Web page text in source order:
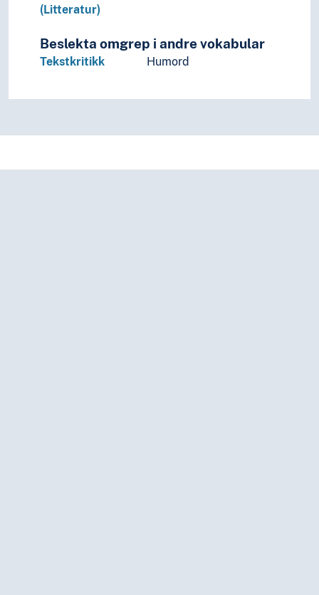
(Litteratur)
Beslekta omgrep i andre vokabular
Tekstkritikk Humord